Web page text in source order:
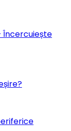
Încercuiește